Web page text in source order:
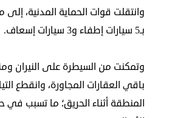
الكويت
مصريون
وانتقلت قوات الحماية المدنية،
بـ5 سيارات إطفاء و3 سيارات إسعاف.
وتمكنت من السيطرة على النيران
باقي العقارات المجاورة، وانقطع
المنطقة أثناء الحريق؛ ما تسبب في